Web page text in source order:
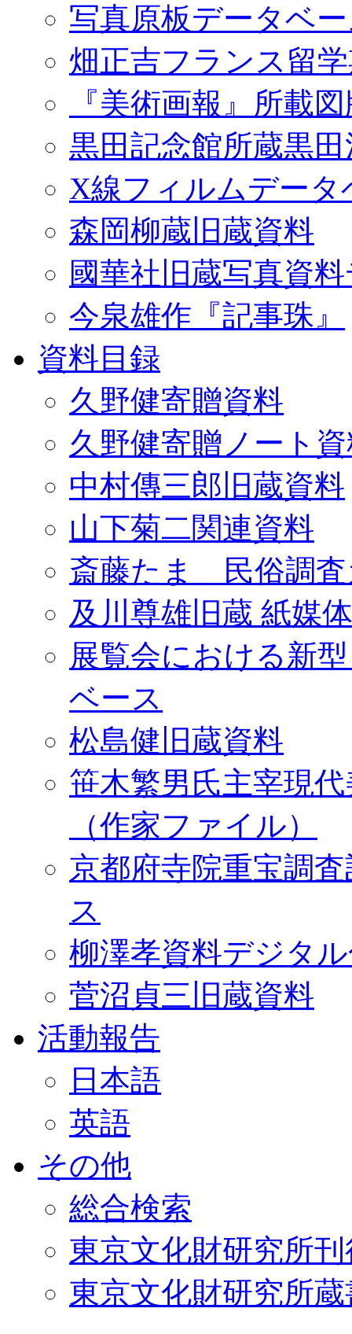
写真原板データベ
畑正吉フランス留
『美術画報』所載
黒田記念館所蔵黒
X線フィルムデータ
森岡柳蔵旧蔵資料
國華社旧蔵写真資
今泉雄作『記事珠』
資料目録
久野健寄贈資料
久野健寄贈ノート
中村傳三郎旧蔵資料
山下菊二関連資料
斎藤たま 民俗調査
及川尊雄旧蔵 紙媒
展覧会における新
ベース
松島健旧蔵資料
笹木繁男氏主宰現
（作家ファイル）
京都府寺院重宝調
ス
柳澤孝資料デジタ
菅沼貞三旧蔵資料
活動報告
日本語
英語
その他
総合検索
東京文化財研究所
東京文化財研究所